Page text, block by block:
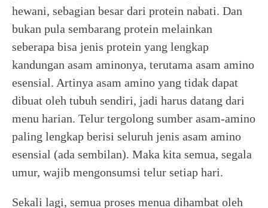
hewani, sebagian besar dari protein nabati. Dan
bukan pula sembarang protein melainkan
seberapa bisa jenis protein yang lengkap
kandungan asam aminonya, terutama asam amino
esensial. Artinya asam amino yang tidak dapat
dibuat oleh tubuh sendiri, jadi harus datang dari
menu harian. Telur tergolong sumber asam-amino
paling lengkap berisi seluruh jenis asam amino
esensial (ada sembilan). Maka kita semua, segala
umur, wajib mengonsumsi telur setiap hari.
Sekali lagi, semua proses menua dihambat oleh